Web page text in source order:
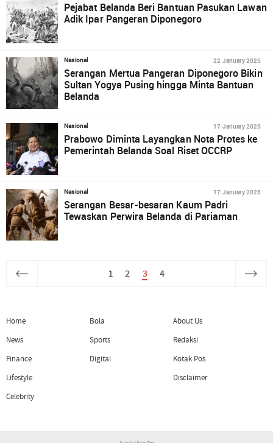
Pejabat Belanda Beri Bantuan Pasukan Lawan
Adik Ipar Pangeran Diponegoro
Nasional 22 January 2025
Serangan Mertua Pangeran Diponegoro Bikin
Sultan Yogya Pusing hingga Minta Bantuan
Belanda
Nasional 17 January 2025
Prabowo Diminta Layangkan Nota Protes ke
Pemerintah Belanda Soal Riset OCCRP
Nasional 17 January 2025
Serangan Besar-besaran Kaum Padri
Tewaskan Perwira Belanda di Pariaman
1 2 3 4
Home
News
Finance
Lifestyle
Celebrity
Bola
Sports
Digital
About Us
Redaksi
Kotak Pos
Disclaimer